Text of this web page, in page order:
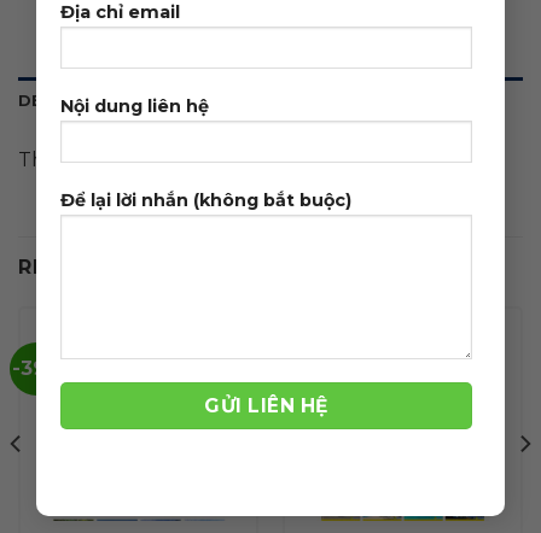
Địa chỉ email
Nội dung liên hệ
Để lại lời nhắn (không bắt buộc)
DESCRIPTION
Theme wordpress du lịch cao cấp 07
RELATED PRODUCTS
-39%